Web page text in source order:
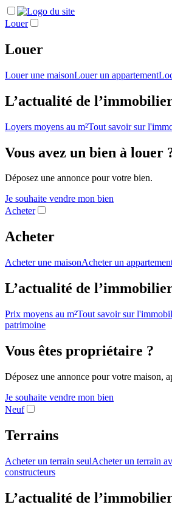
Louer
Louer
Louer une maisonLouer un appartement
L’actualité de
Loyers moyens au m²Tout savoir sur
Vous avez un bien à louer
Déposez une annonce pour votre bien.
Je souhaite vendre mon bien
Acheter
Acheter
Acheter une maisonAcheter un
L’actualité de
Prix moyens au m²Tout savoir sur
patrimoine
Vous êtes propriétaire ?
Déposez une annonce pour votre maison,
Je souhaite vendre mon bien
Neuf
Terrains
Acheter un terrain seulAcheter un terrain
constructeurs
L’actualité de